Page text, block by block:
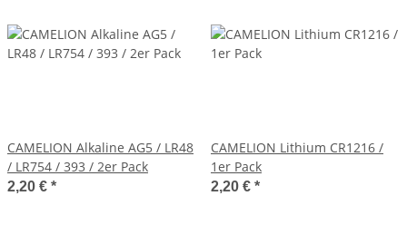
CAMELION Alkaline AG5 / LR48
/ LR754 / 393 / 2er Pack
2,20 € *
CAMELION Lithium CR1216 /
1er Pack
2,20 € *